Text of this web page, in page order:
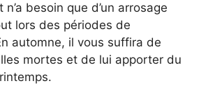
n’a besoin que d’un arrosage
lors des périodes de
automne, il vous suffira de
mortes et de lui apporter du